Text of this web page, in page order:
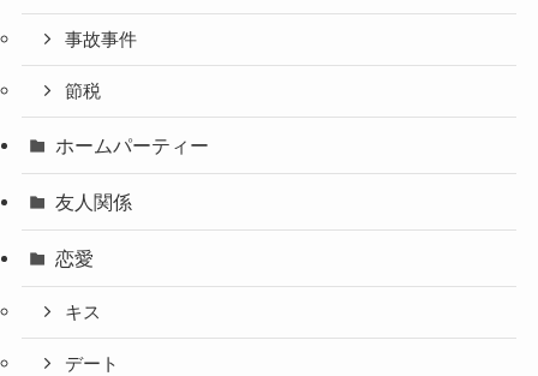
事故事件
節税
ホームパーティー
友人関係
恋愛
キス
デート